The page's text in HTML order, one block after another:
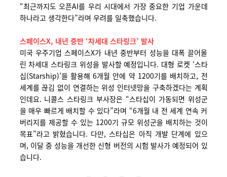
“최근까지도 오픈AI를 우리 시대에서 가장 중요한 기업 가운데
하나라고 생각한다”라며 우려를 일축했습니다.
스페이스X, 내년 중반 ‘차세대 스타링크’ 발사
미국 우주기업 스페이스X가 내년 중반부터 성능을 대폭 끌어올
린 차세대 스타링크 위성을 발사할 예정입니다. 대형 로켓 ‘스타
십(Starship)’을 활용해 6개월 안에 약 1200기를 배치하고, 전
세계를 끊김 없이 연결하는 위성 인터넷망을 구축하겠다는 계획
인데요. 니콜스 스타링크 부사장은 “스타십이 가동되면 위성군
을 매우 빠르게 배치할 수 있다”라며 “6개월 내 전 세계 연속 커
버리지를 제공할 수 있는 1200기 규모 위성군을 배치하는 것이
목표”라고 밝혔습니다. 다만, 스타십은 아직 개발 단계에 있으
며, 이달 중 성능을 개선한 신형 버전의 시험 발사가 예정되어 있
습니다.